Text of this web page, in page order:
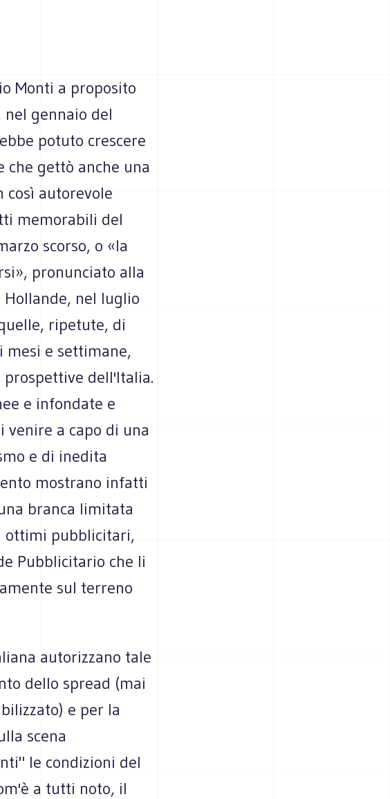
Monti a proposito
gennaio del
potuto crescere
che gettò anche una
autorevole
memorabili del
scorso, o «la
pronunciato alla
nel luglio
ripetute, di
e settimane,
dell'Italia.
e infondate e
venire a capo di una
e di inedita
mostrano infatti
branca limitata
ottimi pubblicitari,
Pubblicitario che li
sul terreno
autorizzano tale
dello spread (mai
e per la
scena
le condizioni del
a tutti noto, il